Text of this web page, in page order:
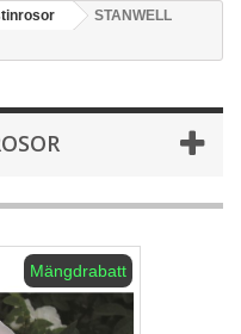
STANWELL
Mängdrabatt